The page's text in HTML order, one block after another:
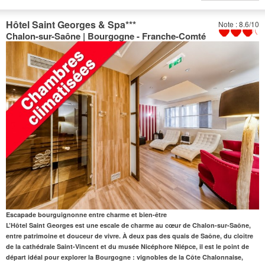
Note : 8.6/10
Hôtel Saint Georges & Spa***
Chalon-sur-Saône | Bourgogne - Franche-Comté
Escapade bourguignonne entre charme et bien-être
L’Hôtel Saint Georges est une escale de charme au cœur de Chalon-sur-Saône,
entre patrimoine et douceur de vivre. À deux pas des quais de Saône, du cloître
de la cathédrale Saint-Vincent et du musée Nicéphore Niépce, il est le point de
départ idéal pour explorer la Bourgogne : vignobles de la Côte Chalonnaise,